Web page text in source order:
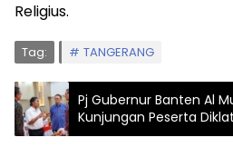
Religius.
Tag: TANGERANG
Pj Gubernur Banten Al
Kunjungan Peserta
Luar Negeri Kemenlu RI